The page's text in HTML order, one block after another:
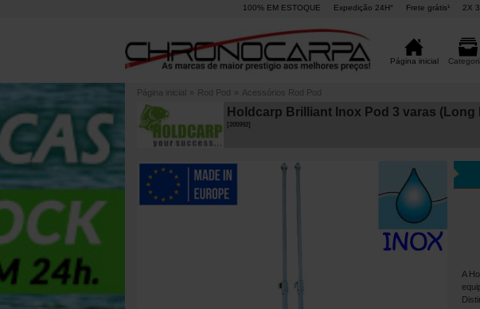
100% EM ESTOQUE Expedição 24H° Frete grátis¹ 2X
Página inicial
Página inicial » Rod Pod » Acessórios Rod Pod
Holdcarp Brilliant Inox Pod 3 varas (Long
205992]
A